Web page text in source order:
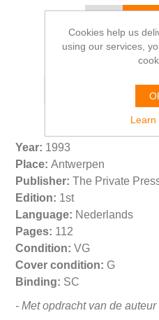
Please select the
Year: 1993
Place: Antwerpen
Publisher: The Private
Edition: 1st
Language: Nederlands
Pages: 112
Condition: VG
Cover condition: G
Binding: SC
- Met opdracht van de
Cookies help us
using our services,
Learn